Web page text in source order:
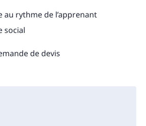
au rythme de l’apprenant
social
de devis